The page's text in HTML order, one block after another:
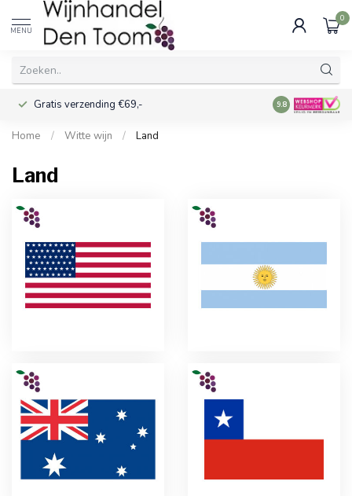
MENU
0
Gratis verzending €69,- Voor 16:00
9.8
Home / Witte wijn / Land
Land